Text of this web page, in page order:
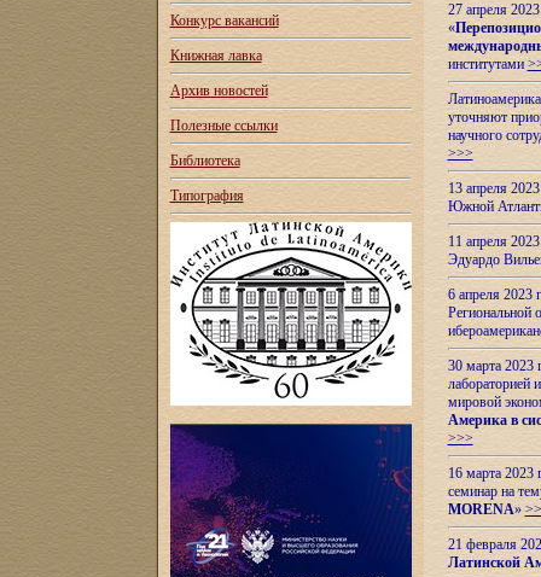
Конкурс вакансий
Книжная лавка
Архив новостей
Полезные ссылки
Библиотека
Типография
27 апреля
«
институтами
уточняют
научного
>>>
13 апреля
Южной
11 апреля
Эдуардо
6 апреля
Региональной
30 марта 2023
лабораторией
мировой
Америка в
>>>
16 марта 2023
семинар на
MORENA»
21 февраля
Латинской